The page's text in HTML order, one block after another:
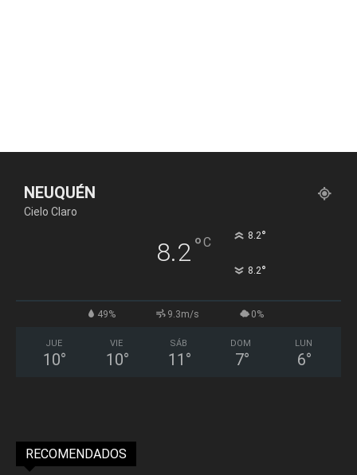
NEUQUÉN
Cielo Claro
8.2°C 8.2°
8.2°
49% 9.3m/s 0%
JUE
10°
VIE
10°
SÁB
11 °
DOM
7°
LUN
6°
RECOMENDADOS